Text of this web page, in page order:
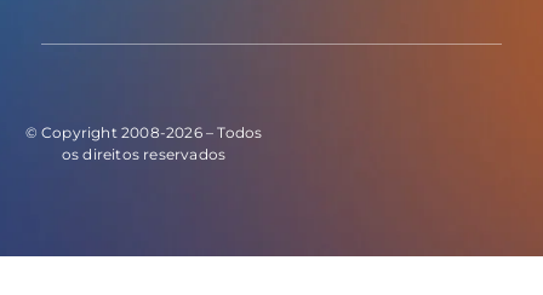
© Copyright 2008-2026 – Todos
os direitos reservados